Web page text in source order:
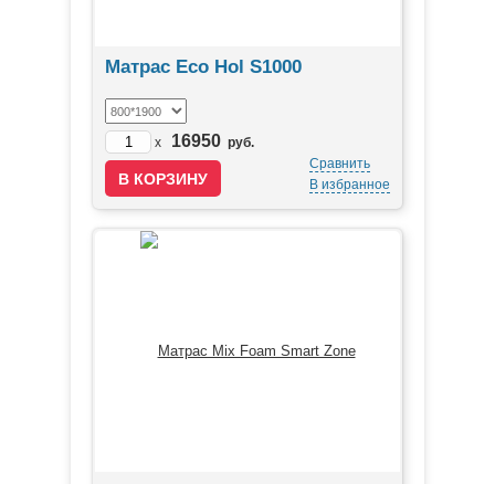
Матрас Eco Hol S1000
x 16950 руб.
Сравнить
В избранное